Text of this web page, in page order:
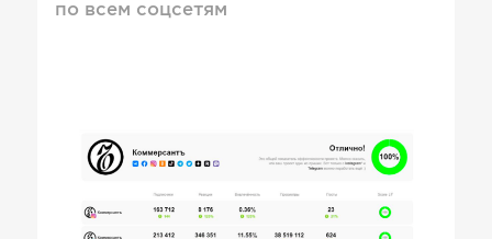
по всем соцсетям